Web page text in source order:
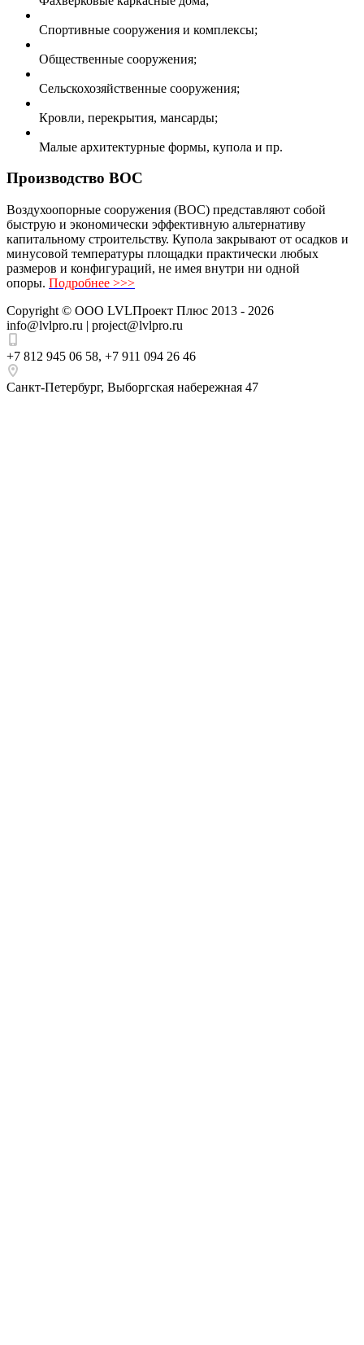
Спортивные сооружения и комплексы;
Общественные сооружения;
Сельскохозяйственные сооружения;
Кровли, перекрытия, мансарды;
Малые архитектурные формы, купола и пр.
Производство ВОС
Воздухоопорные сооружения (ВОС) представляют собой
быструю и экономически эффективную альтернативу
капитальному строительству. Купола закрывают от осадков и
минусовой температуры площадки практически любых
размеров и конфигураций, не имея внутри ни одной
опоры. Подробнее >>>
Copyright © ООО LVLПроект Плюс 2013 - 2026
info@lvlpro.ru | project@lvlpro.ru
+7 812 945 06 58, +7 911 094 26 46
Санкт-Петербург, Выборгская набережная 47